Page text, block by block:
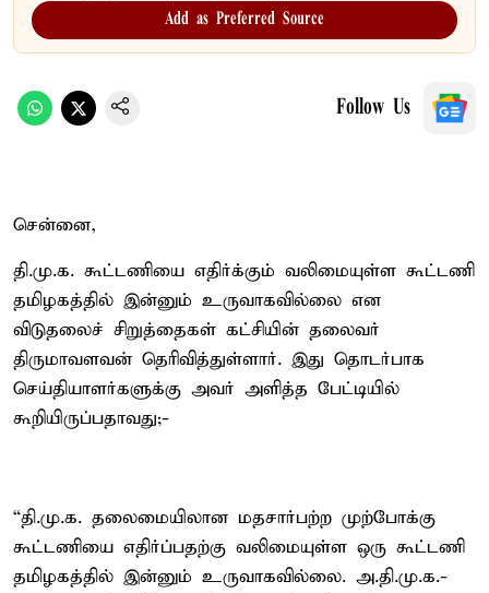
Add as Preferred Source
Follow Us
சென்னை,
தி.மு.க. கூட்டணியை எதிர்க்கும் வலிமையுள்ள கூட்டணி
தமிழகத்தில் இன்னும் உருவாகவில்லை என
விடுதலைச் சிறுத்தைகள் கட்சியின் தலைவர்
திருமாவளவன் தெரிவித்துள்ளார். இது தொடர்பாக
செய்தியாளர்களுக்கு அவர் அளித்த பேட்டியில்
கூறியிருப்பதாவது;-
“தி.மு.க. தலைமையிலான மதசார்பற்ற முற்போக்கு
கூட்டணியை எதிர்ப்பதற்கு வலிமையுள்ள ஒரு கூட்டணி
தமிழகத்தில் இன்னும் உருவாகவில்லை. அ.தி.மு.க.-